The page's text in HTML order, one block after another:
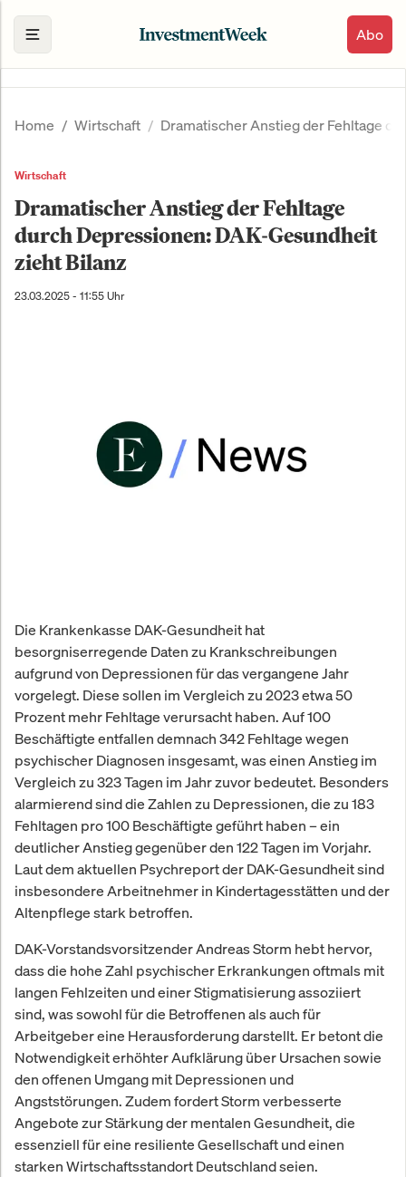
Abo
Home Wirtschaft Dramatischer Anstieg der Fehltage
Wirtschaft
Dramatischer Anstieg der Fehltage
durch Depressionen: DAK-Gesundheit
zieht Bilanz
23.03.2025 - 11:55 Uhr
Die Krankenkasse DAK-Gesundheit hat
besorgniserregende Daten zu Krankschreibungen
aufgrund von Depressionen für das vergangene Jahr
vorgelegt. Diese sollen im Vergleich zu 2023 etwa 50
Prozent mehr Fehltage verursacht haben. Auf 100
Beschäftigte entfallen demnach 342 Fehltage wegen
psychischer Diagnosen insgesamt, was einen Anstieg im
Vergleich zu 323 Tagen im Jahr zuvor bedeutet. Besonders
alarmierend sind die Zahlen zu Depressionen, die zu 183
Fehltagen pro 100 Beschäftigte geführt haben – ein
deutlicher Anstieg gegenüber den 122 Tagen im Vorjahr.
Laut dem aktuellen Psychreport der DAK-Gesundheit sind
insbesondere Arbeitnehmer in Kindertagesstätten und der
Altenpflege stark betroffen.
DAK-Vorstandsvorsitzender Andreas Storm hebt hervor,
dass die hohe Zahl psychischer Erkrankungen oftmals mit
langen Fehlzeiten und einer Stigmatisierung assoziiert
sind, was sowohl für die Betroffenen als auch für
Arbeitgeber eine Herausforderung darstellt. Er betont die
Notwendigkeit erhöhter Aufklärung über Ursachen sowie
den offenen Umgang mit Depressionen und
Angststörungen. Zudem fordert Storm verbesserte
Angebote zur Stärkung der mentalen Gesundheit, die
essenziell für eine resiliente Gesellschaft und einen
starken Wirtschaftsstandort Deutschland seien.